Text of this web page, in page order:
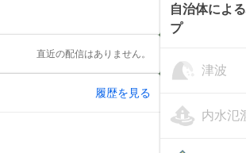
直近の配信はありません。
履歴を見る
自治体によ
プ
津波
内水氾